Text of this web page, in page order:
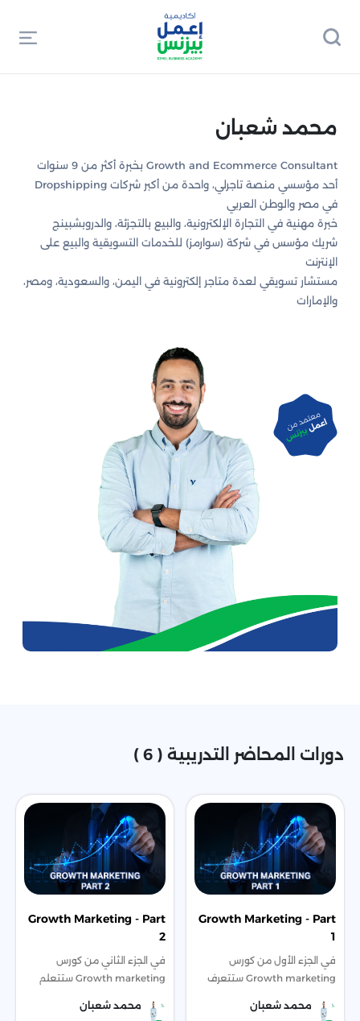
محمد شعبان
Growth and Ecommerce Consultant بخبرة أكثر من 9 سنوات
أحد مؤسسي منصة تاجرلي، واحدة من أكبر شركات Dropshipping
في مصر والوطن العربي
خبرة مهنية في التجارة الإلكترونية، والبيع بالتجزئة، والدروبشبينج
شريك مؤسس في شركة (سوارمز) للخدمات التسويقية والبيع على
الإنترنت
مستشار تسويقي لعدة متاجر إلكترونية في اليمن، والسعودية، ومصر،
والإمارات
دورات المحاضر التدريبية ( 6 )
Growth Marketing - Part
1
في الجزء الأول من كورس
Growth marketing ستتعرف
ودورك فيه بالإضافة إلى تعرفك
محمد شعبان
Growth Marketing - Part
2
في الجزء الثاني من كورس
Growth marketing ستتعلم
خطة للمبيعات احترافية ودراسة
محمد شعبان